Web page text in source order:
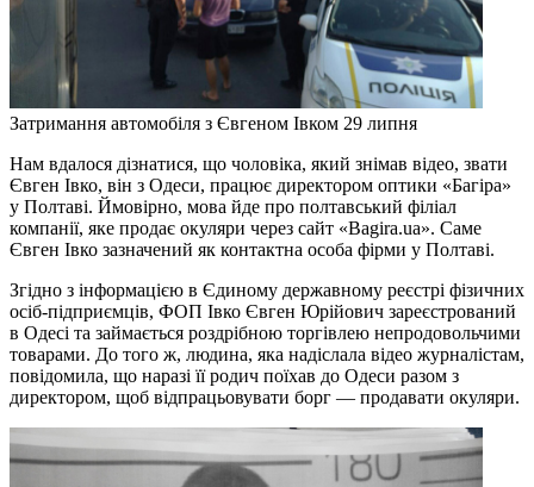
Затримання автомобіля з Євгеном Івком 29 липня
Нам вдалося дізнатися, що чоловіка, який знімав відео, звати
Євген Івко, він з Одеси, працює директором оптики «Багіра»
у Полтаві. Ймовірно, мова йде про полтавський філіал
компанії, яке продає окуляри через сайт «Bagira.ua». Саме
Євген Івко зазначений як контактна особа фірми у Полтаві.
Згідно з інформацією в Єдиному державному реєстрі фізичних
осіб-підприємців, ФОП Івко Євген Юрійович зареєстрований
в Одесі та займається роздрібною торгівлею непродовольчими
товарами. До того ж, людина, яка надіслала відео журналістам,
повідомила, що наразі її родич поїхав до Одеси разом з
директором, щоб відпрацьовувати борг — продавати окуляри.